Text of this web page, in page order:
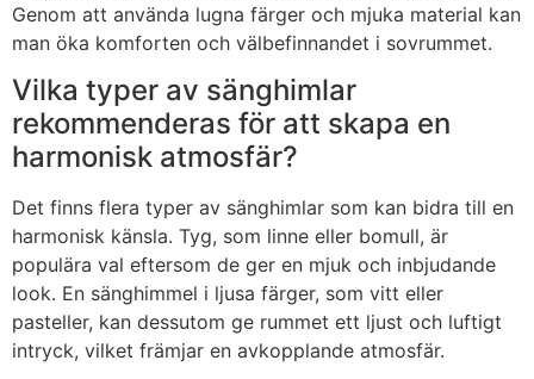
Genom att använda lugna färger och mjuka material kan
man öka komforten och välbefinnandet i sovrummet.
Vilka typer av sänghimlar
rekommenderas för att skapa en
harmonisk atmosfär?
Det finns flera typer av sänghimlar som kan bidra till en
harmonisk känsla. Tyg, som linne eller bomull, är
populära val eftersom de ger en mjuk och inbjudande
look. En sänghimmel i ljusa färger, som vitt eller
pasteller, kan dessutom ge rummet ett ljust och luftigt
intryck, vilket främjar en avkopplande atmosfär.